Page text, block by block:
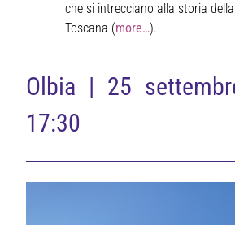
che si intrecciano alla storia
Toscana (more…).
Olbia | 25
17:30